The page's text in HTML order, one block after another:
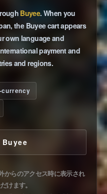
Buyee. When you
the Buyee cart appears
own language and
payment and
and regions.
currency
からのアクセス時に表示され
けます。